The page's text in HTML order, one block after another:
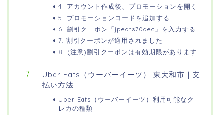
4. アカウント作成後、プロモーションを開く
5. プロモーションコードを追加する
6. 割引クーポン「jpeats70dec」を入力する
7. 割引クーポンが適用されました
8. (注意)割引クーポンは有効期限があります
Uber Eats（ウーバーイーツ） 東大和市｜支
払い方法
Uber Eats（ウーバーイーツ）利用可能なク
レカの種類